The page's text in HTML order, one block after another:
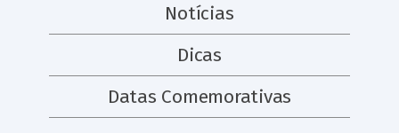
Notícias
Dicas
Datas Comemorativas